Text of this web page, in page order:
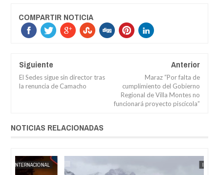
COMPARTIR NOTICIA
Siguiente
El Sedes sigue sin director tras
la renuncia de Camacho
Anterior
Maraz “Por falta de
cumplimiento del Gobierno
Regional de Villa Montes no
funcionará proyecto piscícola”
NOTICIAS RELACIONADAS
2026 2026
JORGE MOLINA